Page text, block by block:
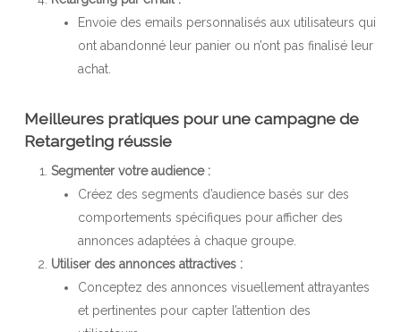
Envoie des emails personnalisés aux utilisateurs qui
ont abandonné leur panier ou n’ont pas finalisé leur
achat.
Meilleures pratiques pour une campagne de
Retargeting réussie
Segmenter votre audience :
Créez des segments d’audience basés sur des
comportements spécifiques pour afficher des
annonces adaptées à chaque groupe.
Utiliser des annonces attractives :
Conceptez des annonces visuellement attrayantes
et pertinentes pour capter l’attention des